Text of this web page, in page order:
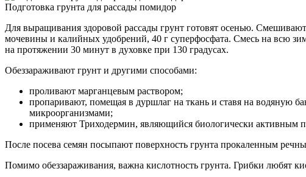
Подготовка грунта для рассады помидор
Для выращивания здоровой рассады грунт готовят осенью. Смешивают
мочевины и калийных удобрений, 40 г суперфосфата. Смесь на всю
на протяжении 30 минут в духовке при 130 градусах.
Обеззараживают грунт и другими способами:
проливают марганцевым раствором;
пропаривают, помещая в дуршлаг на ткань и ставя на водяную
микроорганизмами;
применяют Триходермин, являющийся биологически активным
После посева семян посыпают поверхность грунта прокаленным
Помимо обеззараживания, важна кислотность грунта. Грибки любят